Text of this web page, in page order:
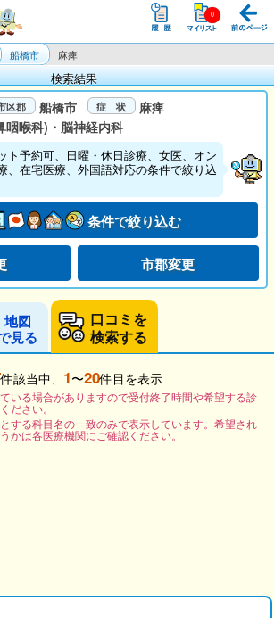
船橋市 麻痺
検索結果
船橋市
麻痺
咽喉科)・脳神経内科
ト予約可、日曜・休日診療、女医、オン
、在宅医療、外国語対応の条件で絞り込
条件で絞り込む
市郡変更
地図
見る
口コミを
検索する
件該当中、 1〜20件目を表示
いる場合がありますので受付終了時間や希望する診
ださい。
する科目名の一致のみで表示しています。希望され
かは各医療機関にご確認ください。